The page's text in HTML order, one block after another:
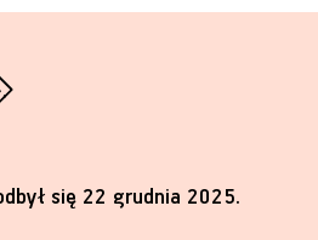
się 22 grudnia 2025.